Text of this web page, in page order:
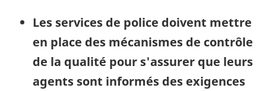
Les services de police doivent mettre
en place des mécanismes de contrôle
de la qualité pour s'assurer que leurs
agents sont informés des exigences